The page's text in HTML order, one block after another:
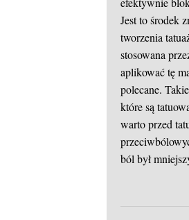
Jest to środek
tworzenia
stosowana
aplikować tę
polecane.
które są
warto przed
ból był